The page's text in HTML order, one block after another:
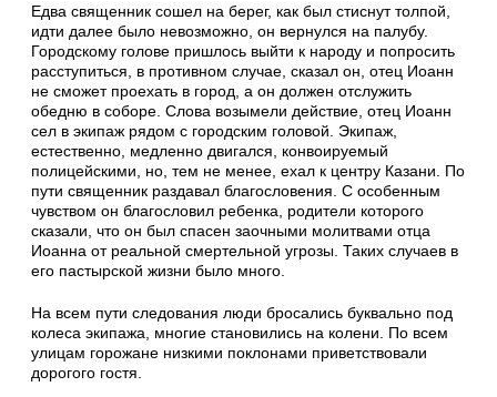
Едва священник сошел на берег, как был стиснут толпой,
идти далее было невозможно, он вернулся на палубу.
Городскому голове пришлось выйти к народу и попросить
расступиться, в противном случае, сказал он, отец Иоанн
не сможет проехать в город, а он должен отслужить
обедню в соборе. Слова возымели действие, отец Иоанн
сел в экипаж рядом с городским головой. Экипаж,
естественно, медленно двигался, конвоируемый
полицейскими, но, тем не менее, ехал к центру Казани. По
пути священник раздавал благословения. С особенным
чувством он благословил ребенка, родители которого
сказали, что он был спасен заочными молитвами отца
Иоанна от реальной смертельной угрозы. Таких случаев в
его пастырской жизни было много.
На всем пути следования люди бросались буквально под
колеса экипажа, многие становились на колени. По всем
улицам горожане низкими поклонами приветствовали
дорогого гостя.